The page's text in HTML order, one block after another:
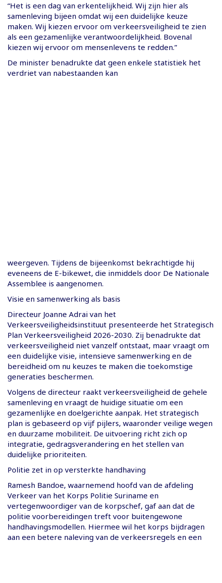
“Het is een dag van erkentelijkheid. Wij zijn hier als
samenleving bijeen omdat wij een duidelijke keuze
maken. Wij kiezen ervoor om verkeersveiligheid te zien
als een gezamenlijke verantwoordelijkheid. Bovenal
kiezen wij ervoor om mensenlevens te redden.”
De minister benadrukte dat geen enkele statistiek het
verdriet van nabestaanden kan
weergeven. Tijdens de bijeenkomst bekrachtigde hij
eveneens de E-bikewet, die inmiddels door De Nationale
Assemblee is aangenomen.
Visie en samenwerking als basis
Directeur Joanne Adrai van het
Verkeersveiligheidsinstituut presenteerde het Strategisch
Plan Verkeersveiligheid 2026-2030. Zij benadrukte dat
verkeersveiligheid niet vanzelf ontstaat, maar vraagt om
een duidelijke visie, intensieve samenwerking en de
bereidheid om nu keuzes te maken die toekomstige
generaties beschermen.
Volgens de directeur raakt verkeersveiligheid de gehele
samenleving en vraagt de huidige situatie om een
gezamenlijke en doelgerichte aanpak. Het strategisch
plan is gebaseerd op vijf pijlers, waaronder veilige wegen
en duurzame mobiliteit. De uitvoering richt zich op
integratie, gedragsverandering en het stellen van
duidelijke prioriteiten.
Politie zet in op versterkte handhaving
Ramesh Bandoe, waarnemend hoofd van de afdeling
Verkeer van het Korps Politie Suriname en
vertegenwoordiger van de korpschef, gaf aan dat de
politie voorbereidingen treft voor buitengewone
handhavingsmodellen. Hiermee wil het korps bijdragen
aan een betere naleving van de verkeersregels en een